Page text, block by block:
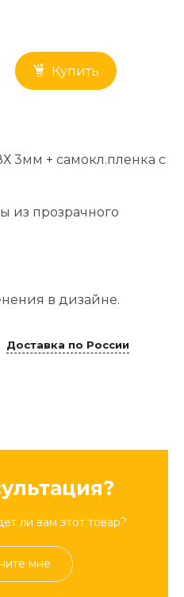
Купить
3мм + самокл.пленка с
из прозрачного
в дизайне.
Доставка по России
ли вам этот товар?
мне